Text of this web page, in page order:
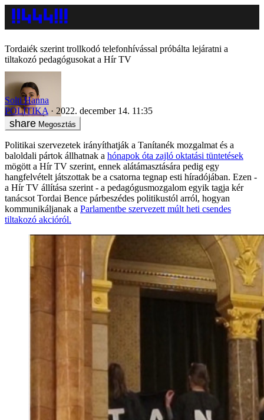
Tordaiék szerint trollkodó telefonhívással próbálta lejáratni a
tiltakozó pedagógusokat a Hír TV
Solti Hanna
POLITIKA
2022. december 14. 11:35
Megosztás
Politikai szervezetek irányíthatják a Tanítanék mozgalmat és a
baloldali pártok állhatnak a hónapok óta zajló oktatási tüntetések
mögött a Hír TV szerint, ennek alátámasztására pedig egy
hangfelvételt játszottak be a csatorna tegnap esti híradójában. Ezen -
a Hír TV állítása szerint - a pedagógusmozgalom egyik tagja kér
tanácsot Tordai Bence párbeszédes politikustól arról, hogyan
kommunikáljanak a Parlamentbe szervezett múlt heti csendes
tiltakozó akcióról.